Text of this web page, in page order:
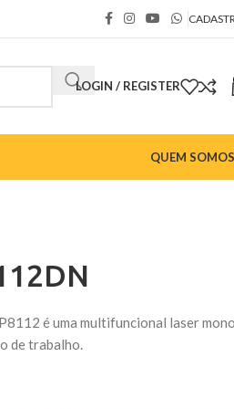
LOGIN / REGISTER
QUEM SOMOS
é uma multifuncional laser
de trabalho.